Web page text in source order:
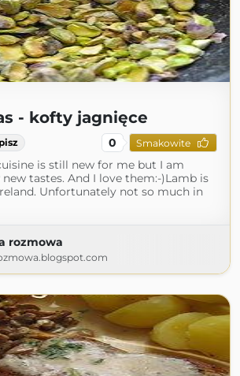
- kofty jagnięce
0 Smakowite
is still new for me but I am
tastes. And I love them:-)Lamb is
Unfortunately not so much in
rozmowa